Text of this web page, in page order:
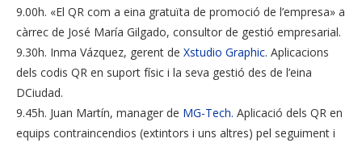
9.00h. «El QR com a eina gratuïta de promoció de l’empresa» a
càrrec de José María Gilgado, consultor de gestió empresarial.
9.30h. Inma Vázquez, gerent de Xstudio Graphic. Aplicacions
dels codis QR en suport físic i la seva gestió des de l’eina
DCiudad.
9.45h. Juan Martín, manager de MG-Tech. Aplicació dels QR en
equips contraincendios (extintors i uns altres) pel seguiment i